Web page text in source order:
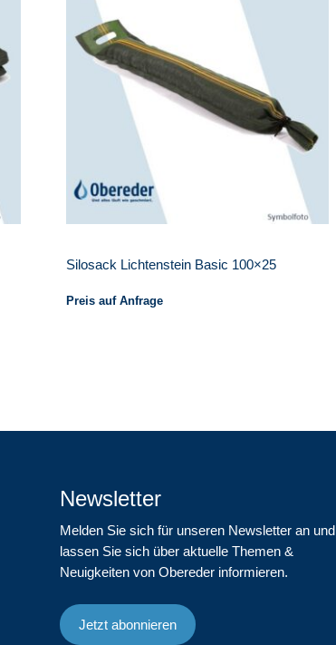
Silosack Lichtenstein Basic 100×25
Preis auf Anfrage
Newsletter
Melden Sie sich für unseren Newsletter an und
lassen Sie sich über aktuelle Themen &
Neuigkeiten von Obereder informieren.
Jetzt abonnieren